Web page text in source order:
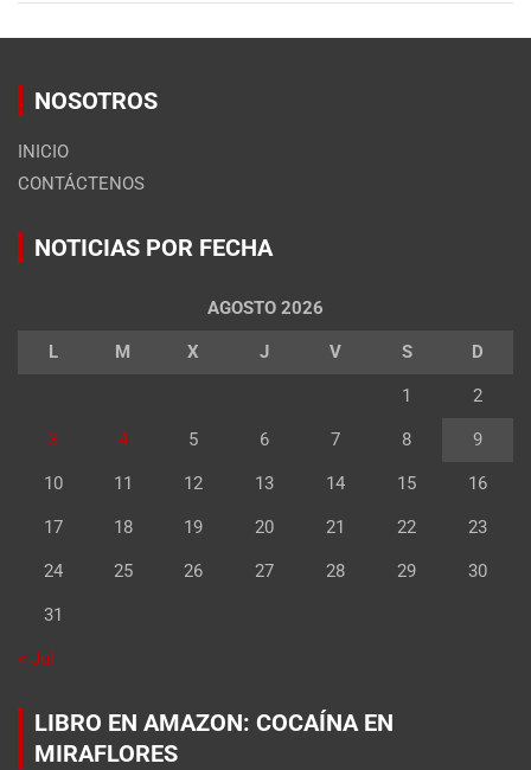
NOSOTROS
INICIO
CONTÁCTENOS
NOTICIAS POR FECHA
AGOSTO 2026
L M X J V S D
1 2
3 4 5 6 7 8 9
10 11 12 13 14 15 16
17 18 19 20 21 22 23
24 25 26 27 28 29 30
31
« Jul
LIBRO EN AMAZON: COCAÍNA EN
MIRAFLORES